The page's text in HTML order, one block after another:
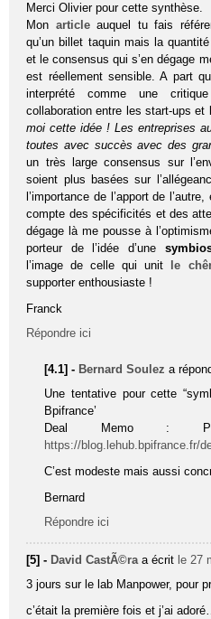
Merci Olivier pour cette synthèse.
Mon articleauquel tu fais
qu’un billet taquin mais la
et le consensus qui s’en dégage
est réellement sensible. A part
interprété comme une
collaboration entre les start-ups et
moi cette idée ! Les entreprises
toutes avec succès avec des
un très large consensus sur
soient plus basées sur
l’importance de l’apport de
compte des spécificités et des
dégage là me pousse à
porteur de l’idée d’une
l’image de celle qui unit
le
supporter enthousiaste !
Franck
Répondre ici
[4.1] - Bernard Soulez a
Une tentative pour cette
Bpifrance’
Deal Memo :
https://blog.lehub.bpifrance.fr/
C’est modeste mais aussi
Bernard
Répondre ici
[5] - David CastÃ©ra a écrit le 27
3 jours sur le lab Manpower, pour
c’était la première fois et j’ai